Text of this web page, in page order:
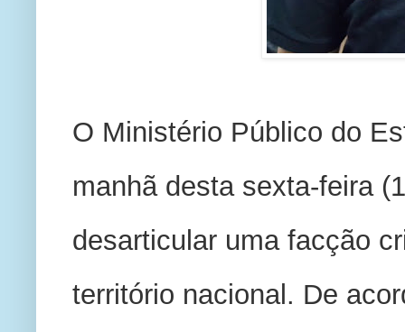
O Ministério Público do
manhã desta sexta-feira
desarticular uma facção
território nacional. De